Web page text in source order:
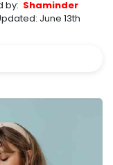
by: Shaminder
June 13th